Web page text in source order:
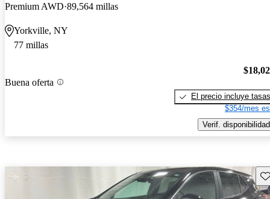
Premium AWD 89,564 millas
Yorkville, NY
77 millas
Buena oferta
El precio incluye tasas
$354/mes
Verif. disponibilidad